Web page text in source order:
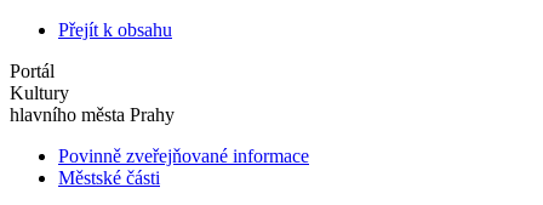
Přejít k obsahu
Portál
Kultury
hlavního města Prahy
Povinně zveřejňované informace
Městské části